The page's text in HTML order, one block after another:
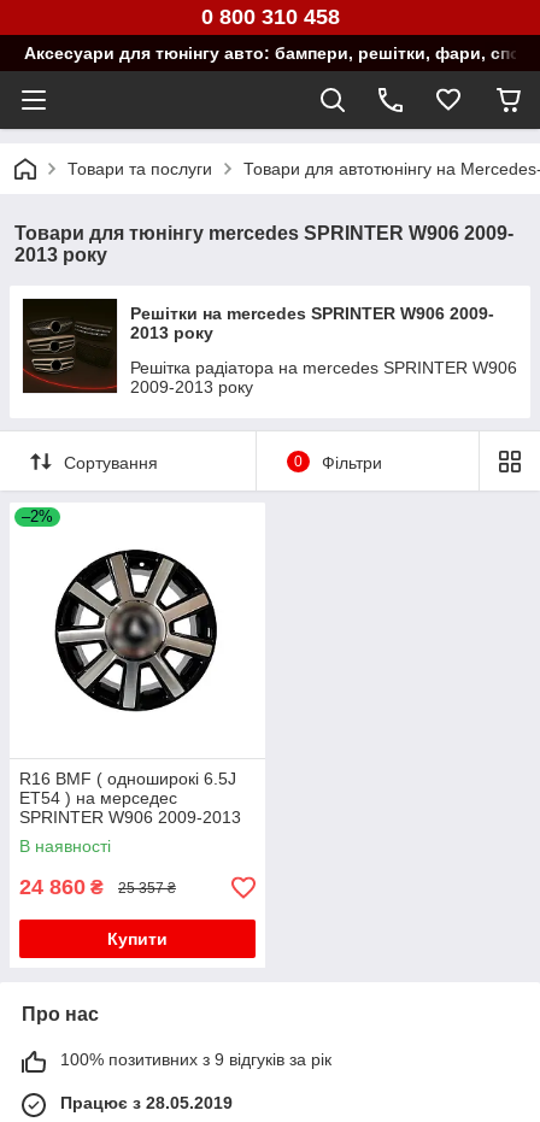
0 800 310 458
Аксесуари для тюнінгу авто: бампери, решітки, фари,
Товари та послуги Товари для автотюнінгу на
Товари для тюнінгу mercedes SPRINTER W906 2009-
2013 року
Решітки на mercedes SPRINTER W906 2009-
2013 року
Решітка радіатора на mercedes SPRINTER W906
2009-2013 року
Сортування 0 Фільтри
–2%
R16 BMF ( одноширокі 6.5J
ET54 ) на мерседес
SPRINTER W906 2009-2013
року
В наявності
24 860 ₴ 25 357 ₴
Купити
Про нас
100% позитивних з 9 відгуків за рік
Працює з 28.05.2019